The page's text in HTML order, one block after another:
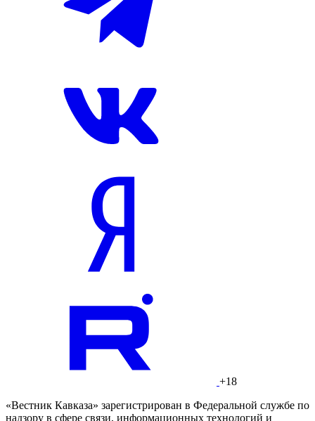
+18
«Вестник Кавказа» зарегистрирован в Федеральной службе по
надзору в сфере связи, информационных технологий и